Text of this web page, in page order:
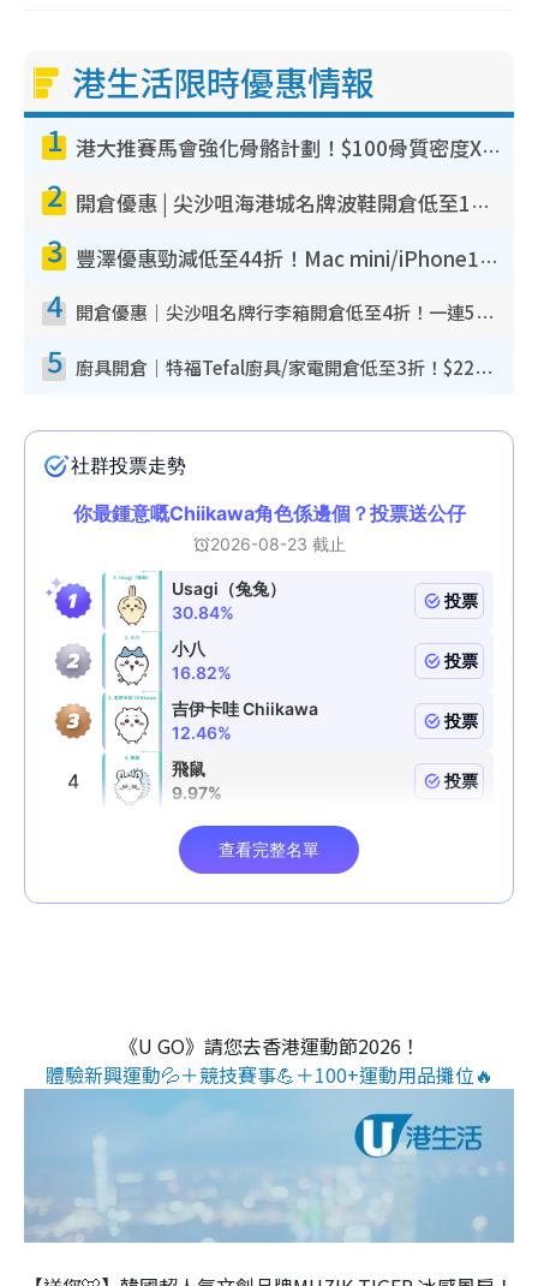
港生活限時優惠情報
1 港大推賽馬會強化骨骼計劃！$100骨質密度X光檢查 完成免費運動訓練送超市禮券！附參加資格
2 開倉優惠 | 尖沙咀海港城名牌波鞋開倉低至1折！On鞋$899起／Joy&Peace鞋履$98起
3 豐澤優惠勁減低至44折！Mac mini/iPhone17Pro大減價！廚房家電$220起
4 開倉優惠｜尖沙咀名牌行李箱開倉低至4折！一連5日 American Tourister/ace./Hallmark $200起！
5 廚具開倉｜特福Tefal廚具/家電開倉低至3折！$220起買平底鍋/炒鑊/湯煲！電飯煲/吸塵機/燙斗$418起
《U GO》請您去香港運動節2026！
體驗新興運動💦＋競技賽事💪＋100+運動用品攤位🔥